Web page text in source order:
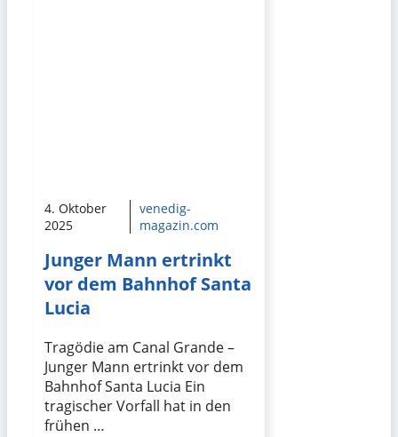
4. Oktober
2025
venedig-
magazin.com
Junger Mann ertrinkt
vor dem Bahnhof Santa
Lucia
Tragödie am Canal Grande –
Junger Mann ertrinkt vor dem
Bahnhof Santa Lucia Ein
tragischer Vorfall hat in den
frühen …